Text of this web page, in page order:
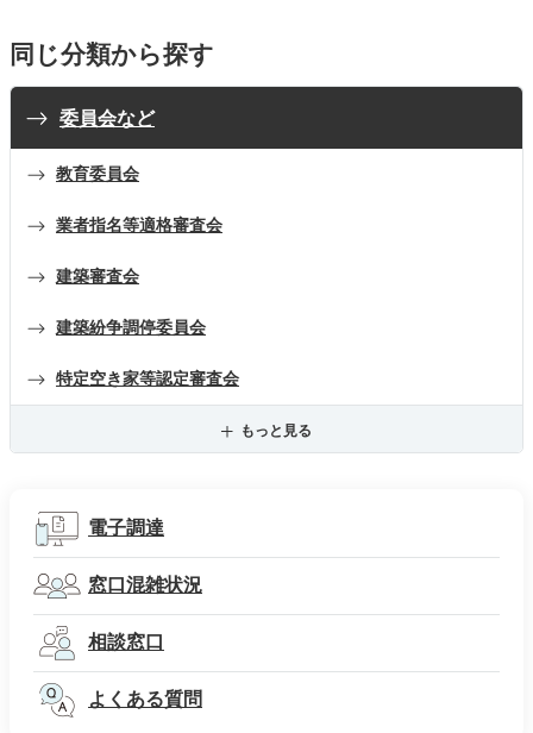
同じ分類から探す
委員会など
教育委員会
業者指名等適格審査会
建築審査会
建築紛争調停委員会
特定空き家等認定審査会
もっと見る
電子調達
窓口混雑状況
相談窓口
よくある質問